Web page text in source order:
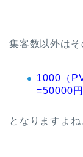
集客数以外はそ
1000（
=50000円
となりますよね